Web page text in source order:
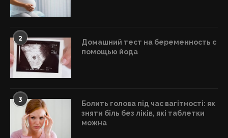
2
Домашний тест на беременность с
помощью йода
3
Болить голова під час вагітності: як
зняти біль без ліків, які таблетки
можна